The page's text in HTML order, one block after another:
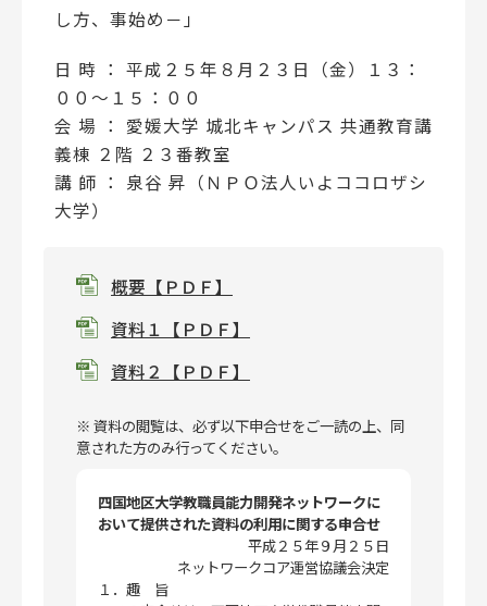
し方、事始め－」
日 時 ： 平成２５年８月２３日（金）１３：
００～１５：００
会 場 ： 愛媛大学 城北キャンパス 共通教育講
義棟 ２階 ２３番教室
講 師 ： 泉谷 昇（ＮＰＯ法人いよココロザシ
大学）
概要【ＰＤＦ】
資料１【ＰＤＦ】
資料２【ＰＤＦ】
※ 資料の閲覧は、必ず以下申合せをご一読の上、同
意された方のみ行ってください。
四国地区大学教職員能力開発ネットワークに
おいて提供された資料の利用に関する申合せ
平成２５年９月２５日
ネットワークコア運営協議会決定
１．趣 旨